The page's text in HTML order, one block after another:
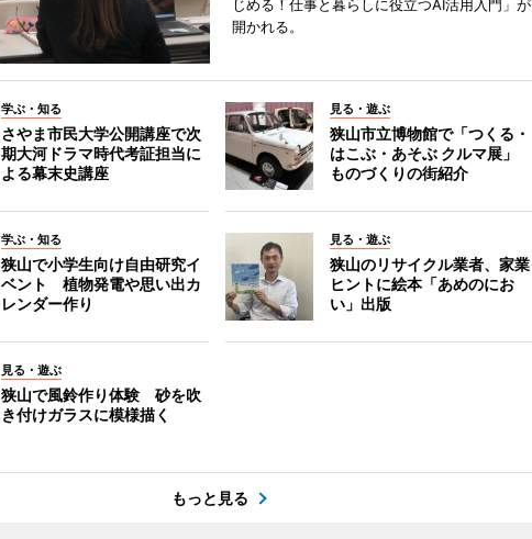
じめる！仕事と暮らしに役立つAI活用入門」が
開かれる。
学ぶ・知る
さやま市民大学公開講座で次
期大河ドラマ時代考証担当に
よる幕末史講座
見る・遊ぶ
狭山市立博物館で「つくる・
はこぶ・あそぶ クルマ展」
ものづくりの街紹介
学ぶ・知る
狭山で小学生向け自由研究イ
ベント 植物発電や思い出カ
レンダー作り
見る・遊ぶ
狭山のリサイクル業者、家業
ヒントに絵本「あめのにお
い」出版
見る・遊ぶ
狭山で風鈴作り体験 砂を吹
き付けガラスに模様描く
もっと見る